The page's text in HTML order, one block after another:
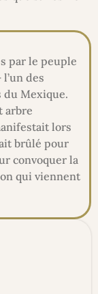
par le peuple
des
du Mexique.
arbre
lors
brûlé pour
convoquer la
qui viennent